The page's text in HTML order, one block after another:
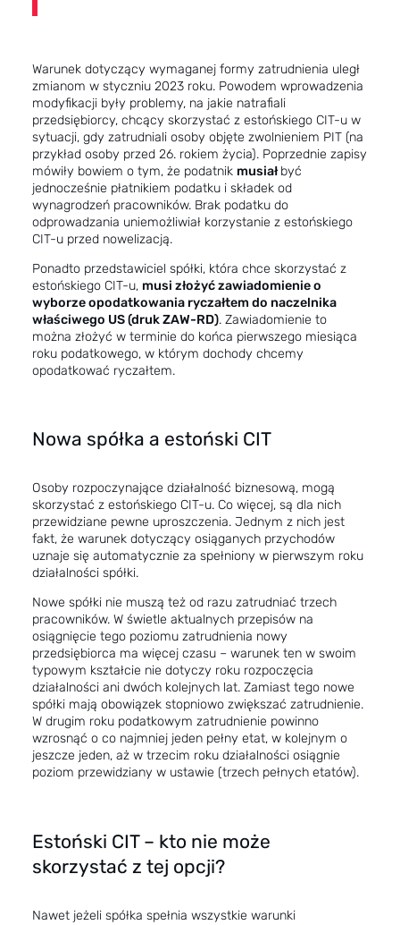
Warunek dotyczący wymaganej formy zatrudnienia uległ
zmianom w styczniu 2023 roku. Powodem wprowadzenia
modyfikacji były problemy, na jakie natrafiali
przedsiębiorcy, chcący skorzystać z estońskiego CIT-u w
sytuacji, gdy zatrudniali osoby objęte zwolnieniem PIT (na
przykład osoby przed 26. rokiem życia). Poprzednie zapisy
mówiły bowiem o tym, że podatnik musiałbyć
jednocześnie płatnikiem podatku i składek od
wynagrodzeń pracowników. Brak podatku do
odprowadzania uniemożliwiał korzystanie z estońskiego
CIT-u przed nowelizacją.
Ponadto przedstawiciel spółki, która chce skorzystać z
estońskiego CIT-u, musi złożyć zawiadomienie o
wyborze opodatkowania ryczałtem do naczelnika
właściwego US (druk ZAW-RD). Zawiadomienie to
można złożyć w terminie do końca pierwszego miesiąca
roku podatkowego, w którym dochody chcemy
opodatkować ryczałtem.
Nowa spółka a estoński CIT
Osoby rozpoczynające działalność biznesową, mogą
skorzystać z estońskiego CIT-u. Co więcej, są dla nich
przewidziane pewne uproszczenia. Jednym z nich jest
fakt, że warunek dotyczący osiąganych przychodów
uznaje się automatycznie za spełniony w pierwszym roku
działalności spółki.
Nowe spółki nie muszą też od razu zatrudniać trzech
pracowników. W świetle aktualnych przepisów na
osiągnięcie tego poziomu zatrudnienia nowy
przedsiębiorca ma więcej czasu – warunek ten w swoim
typowym kształcie nie dotyczy roku rozpoczęcia
działalności ani dwóch kolejnych lat. Zamiast tego nowe
spółki mają obowiązek stopniowo zwiększać zatrudnienie.
W drugim roku podatkowym zatrudnienie powinno
wzrosnąć o co najmniej jeden pełny etat, w kolejnym o
jeszcze jeden, aż w trzecim roku działalności osiągnie
poziom przewidziany w ustawie (trzech pełnych etatów).
Estoński CIT – kto nie może
skorzystać z tej opcji?
Nawet jeżeli spółka spełnia wszystkie warunki